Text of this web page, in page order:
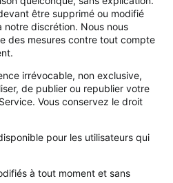
être supprimé ou modifié
notre discrétion. Nous nous
des mesures contre tout compte
irrévocable, non exclusive,
de publier ou republier votre
Vous conservez le droit
pour les utilisateurs qui
à tout moment et sans